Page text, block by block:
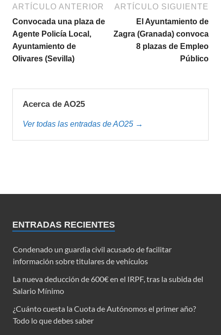
ARTÍCULO ANTERIOR
Convocada una plaza de
Agente Policía Local,
Ayuntamiento de
Olivares (Sevilla)
ARTÍCULO SIGUIENTE
El Ayuntamiento de
Zagra (Granada) convoca
8 plazas de Empleo
Público
Acerca de AO25
Ver todas las entradas de AO25 →
ENTRADAS RECIENTES
Condenado un guardia civil acusado de facilitar
información sobre titulares de vehículos
La nueva deducción de 600€ en el IRPF, tras la subida del
Salario Mínimo
¿Cuánto cuesta la Cuota de Autónomos el primer año?
Todo lo que debes saber